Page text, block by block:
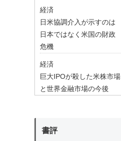
経済
日米協調介入が示すのは
日本ではなく米国の財政
危機
経済
巨大IPOが殺した米株市場
と世界金融市場の今後
書評